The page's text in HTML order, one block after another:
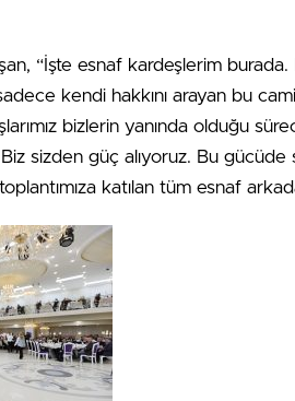
“İşte esnaf kardeşlerim
kendi hakkını arayan bu
bizlerin yanında olduğu
sizden güç alıyoruz. Bu gücüde
katılan tüm esnaf